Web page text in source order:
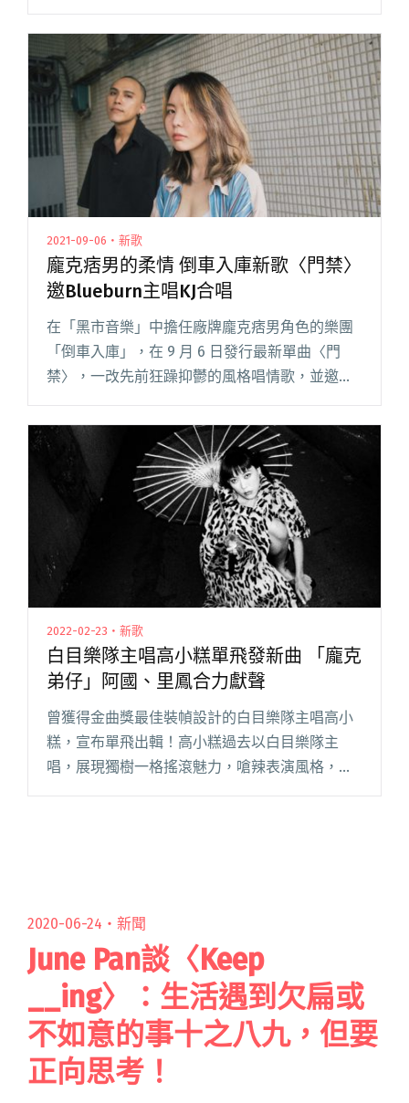
場將在年底登場！這半年同步也在參加《一起聽
團吧》選秀節目的他們，靠著率性不羈的舞台魅
力，擄獲一票新粉絲。 《當閱讀全文 "倒車入庫
推全新EP《當然無恙》 預告年底舉辦專場"
2021-09-06・新歌
龐克痞男的柔情 倒車入庫新歌〈門禁〉
邀Blueburn主唱KJ合唱
在「黑市音樂」中擔任廠牌龐克痞男角色的樂團
「倒車入庫」，在 9 月 6 日發行最新單曲〈門
禁〉，一改先前狂躁抑鬱的風格唱情歌，並邀來
禁〉描繪一段人人都想追求的無負擔浪漫關係，
極簡編曲閱讀全文 "龐克痞男的柔情 倒車入庫新
歌〈門禁〉邀Blueburn主唱KJ合唱"
2022-02-23・新歌
白目樂隊主唱高小糕單飛發新曲 「龐克
弟仔」阿國、里鳳合力獻聲
曾獲得金曲獎最佳裝幀設計的白目樂隊主唱高小
糕，宣布單飛出輯！高小糕過去以白目樂隊主
唱，展現獨樹一格搖滾魅力，嗆辣表演風格，更
獲得「龐克暴女」稱號，隨著時間踏入 2022 年，
2020-06-24・ 新聞
June Pan談〈Keep
__ing〉：生活遇到欠扁或
不如意的事十之八九，但要
正向思考！